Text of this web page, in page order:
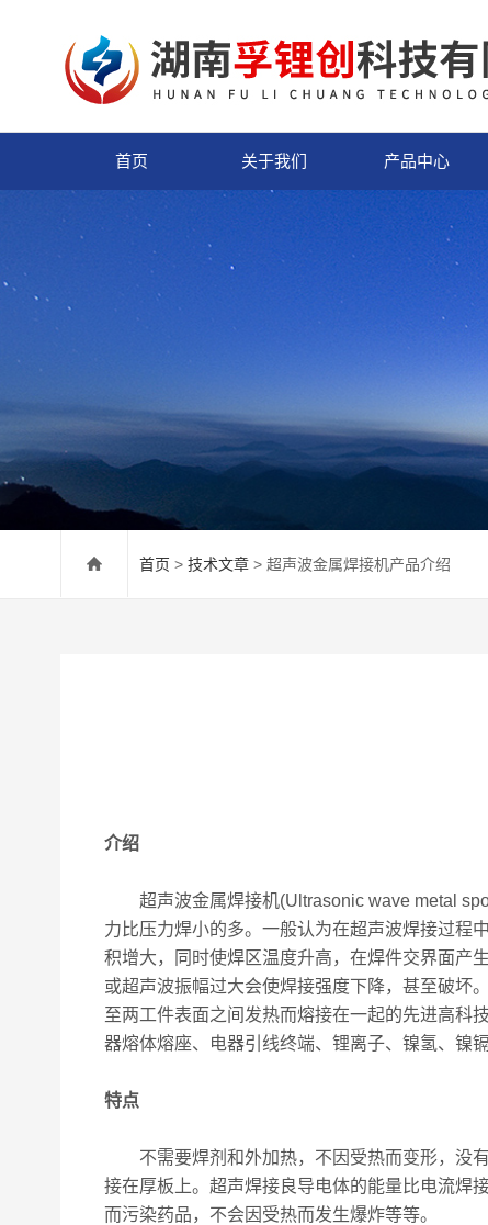
首页 关于我们 产品中心
首页 > 技术文章 > 超声波金属焊接机产品介绍
介绍
超声波金属焊接机(Ultrasonic wave metal
力比压力焊小的多。一般认为在超声波焊接过程
积增大，同时使焊区温度升高，在焊件交界面产
或超声波振幅过大会使焊接强度下降，甚至破坏
至两工件表面之间发热而熔接在一起的先进高科
器熔体熔座、电器引线终端、锂离子、镍氢、镍
特点
不需要焊剂和外加热，不因受热而变形，没
接在厚板上。超声焊接良导电体的能量比电流焊
而污染药品，不会因受热而发生爆炸等等。